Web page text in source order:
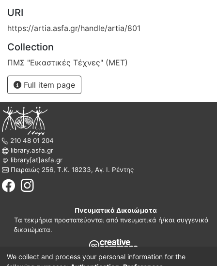
URI
https://artia.asfa.gr/handle/artia/801
Collection
ΠΜΣ "Εικαστικές Τέχνες" (ΜΕΤ)
Full item page
210 48 01 204
library.asfa.gr
library[at]asfa.gr
Πειραιώς 256, Τ.Κ. 18233, Αγ. Ι. Ρέντης
Πνευματικά Δικαιώματα
Τα τεκμήρια προστατεύονται από πνευματικά ή/και συγγενικά
δικαιώματα.
210 38 97 109
We collect and process your personal information for the